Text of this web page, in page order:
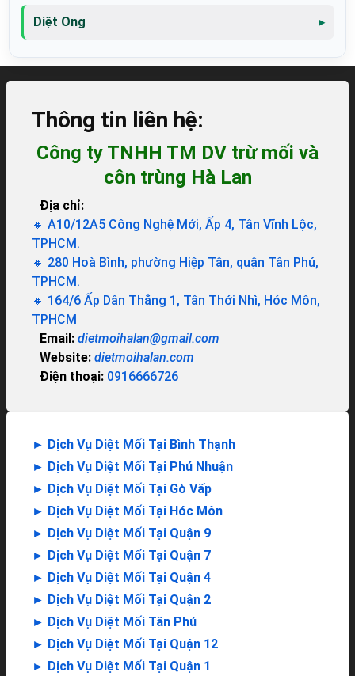
Diệt Ong
Thông tin liên hệ:
Công ty TNHH TM DV trừ mối và
côn trùng Hà Lan
Địa chỉ:
🔸 A10/12A5 Công Nghệ Mới, Ấp 4, Tân Vĩnh Lộc,
TPHCM.
🔸 280 Hoà Bình, phường Hiệp Tân, quận Tân Phú,
TPHCM.
🔸 164/6 Ấp Dân Thắng 1, Tân Thới Nhì, Hóc Môn,
TPHCM
Email: dietmoihalan@gmail.com
Website: dietmoihalan.com
Điện thoại: 0916666726
► Dịch Vụ Diệt Mối Tại Bình Thạnh
► Dịch Vụ Diệt Mối Tại Phú Nhuận
► Dịch Vụ Diệt Mối Tại Gò Vấp
► Dịch Vụ Diệt Mối Tại Hóc Môn
► Dịch Vụ Diệt Mối Tại Quận 9
► Dịch Vụ Diệt Mối Tại Quận 7
► Dịch Vụ Diệt Mối Tại Quận 4
► Dịch Vụ Diệt Mối Tại Quận 2
► Dịch Vụ Diệt Mối Tân Phú
► Dịch Vụ Diệt Mối Tại Quận 12
► Dịch Vụ Diệt Mối Tại Quận 1